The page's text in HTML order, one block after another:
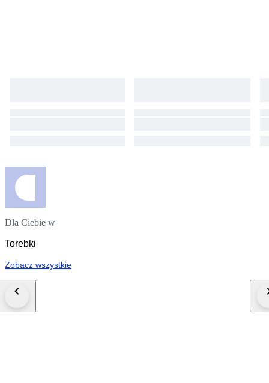
Dla Ciebie w
Torebki
Zobacz wszystkie